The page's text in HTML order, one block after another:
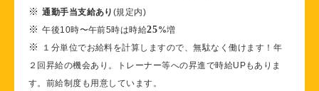
※通勤手当支給あり (規定内)
※午後10時〜午前5時は時給25%増
※
１分単位でお給料を計算しますので、無駄なく働けます！年
２回昇給の機会あり。トレーナー等への昇進で時給UPもありま
す。前給制度も用意しています。